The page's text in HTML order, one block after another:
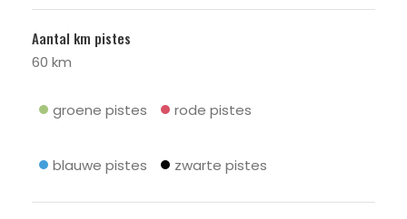
Aantal km pistes
60 km
groene pistes rode pistes
blauwe pistes zwarte pistes